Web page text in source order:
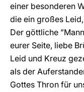
einer besonderen
die ein großes
Der göttliche
eurer Seite, liebe
Leid und Kreuz
als der
Gottes Thron für